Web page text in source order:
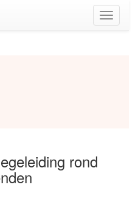
Toggle
rond